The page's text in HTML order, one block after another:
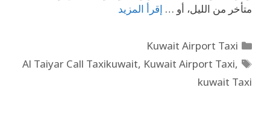
متأخر من الليل، أو … إقرأ المزيد
Kuwait Airport Taxi
Al Taiyar Call Taxikuwait, Kuwait Airport Taxi,
kuwait Taxi